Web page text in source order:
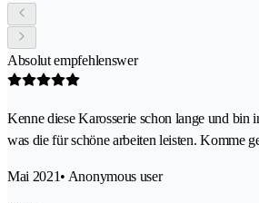
Absolut empfehlenswer
Kenne diese Karosserie schon lange und bin
was die für schöne arbeiten leisten. Komme
Mai 2021• Anonymous user